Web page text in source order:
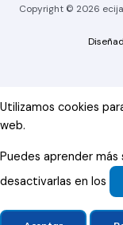
Copyright © 2026
Utilizamos cookies
web.
Puedes aprender
desactivarlas en los